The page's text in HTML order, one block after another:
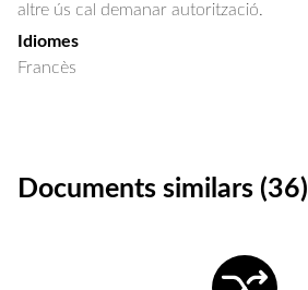
altre ús cal demanar autorització.
Idiomes
Francès
Documents similars (36)